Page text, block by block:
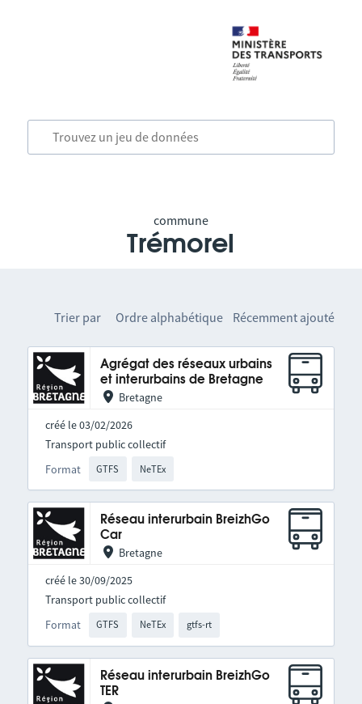
commune
Trémorel
Trier par Ordre alphabétique Récemment ajouté
Agrégat des réseaux urbains
et interurbains de Bretagne
Bretagne
créé le 03/02/2026
Format GTFS NeTEx
Transport public collectif
Réseau interurbain BreizhGo
Car
Bretagne
créé le 30/09/2025
Format GTFS NeTEx gtfs-rt
Transport public collectif
Réseau interurbain BreizhGo
TER